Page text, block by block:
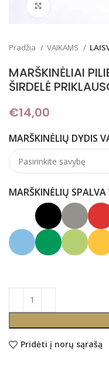
Pradžia VAIKAMS
MARŠKINĖLIAI
ŠIRDELĖ
€14,00
MARŠKINĖLIŲ DYDIS
MARŠKINĖLIŲ
Pridėti į norų sąrašą